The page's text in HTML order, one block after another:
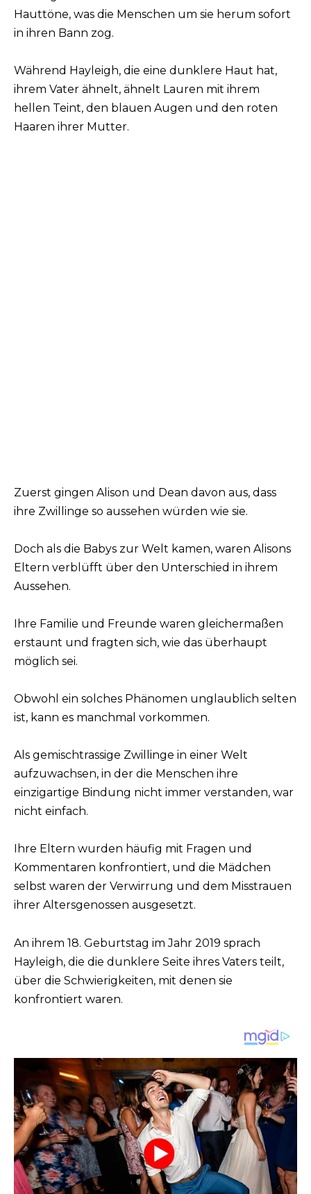
Hauttöne, was die Menschen um sie herum sofort
in ihren Bann zog.
Während Hayleigh, die eine dunklere Haut hat,
ihrem Vater ähnelt, ähnelt Lauren mit ihrem
hellen Teint, den blauen Augen und den roten
Haaren ihrer Mutter.
Zuerst gingen Alison und Dean davon aus, dass
ihre Zwillinge so aussehen würden wie sie.
Doch als die Babys zur Welt kamen, waren Alisons
Eltern verblüfft über den Unterschied in ihrem
Aussehen.
Ihre Familie und Freunde waren gleichermaßen
erstaunt und fragten sich, wie das überhaupt
möglich sei.
Obwohl ein solches Phänomen unglaublich selten
ist, kann es manchmal vorkommen.
Als gemischtrassige Zwillinge in einer Welt
aufzuwachsen, in der die Menschen ihre
einzigartige Bindung nicht immer verstanden, war
nicht einfach.
Ihre Eltern wurden häufig mit Fragen und
Kommentaren konfrontiert, und die Mädchen
selbst waren der Verwirrung und dem Misstrauen
ihrer Altersgenossen ausgesetzt.
An ihrem 18. Geburtstag im Jahr 2019 sprach
Hayleigh, die die dunklere Seite ihres Vaters teilt,
über die Schwierigkeiten, mit denen sie
konfrontiert waren.